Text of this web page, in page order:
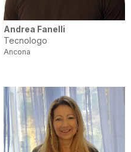
Andrea Fanelli
Tecnologo
Ancona